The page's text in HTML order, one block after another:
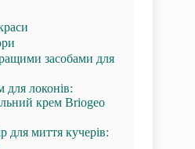
засобами для
локонів:
крем Briogeo
для миття кучерів: